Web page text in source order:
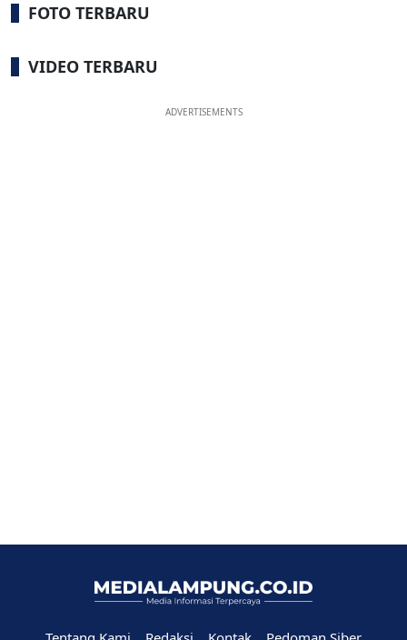
FOTO TERBARU
VIDEO TERBARU
ADVERTISEMENTS